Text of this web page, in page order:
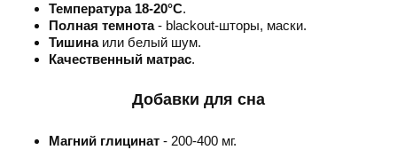
Температура 18-20°C.
Полная темнота- blackout-шторы, маски.
Тишинаили белый шум.
Качественный матрас.
Добавки для сна
Магний глицинат - 200-400 мг.